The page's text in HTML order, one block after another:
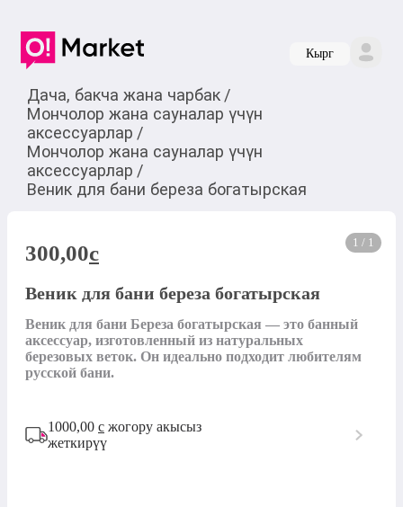
Кырг
Дача, бакча жана чарбак /
Мончолор жана сауналар үчүн
аксессуарлар /
Мончолор жана сауналар үчүн
аксессуарлар /
Веник для бани береза богатырская
1 / 1
300,00c
Веник для бани береза богатырская
Веник для бани Береза ​​богатырская — это банный
аксессуар, изготовленный из натуральных
березовых веток. Он идеально подходит любителям
русской бани.
1000,00 с жогору акысыз
жеткирүү